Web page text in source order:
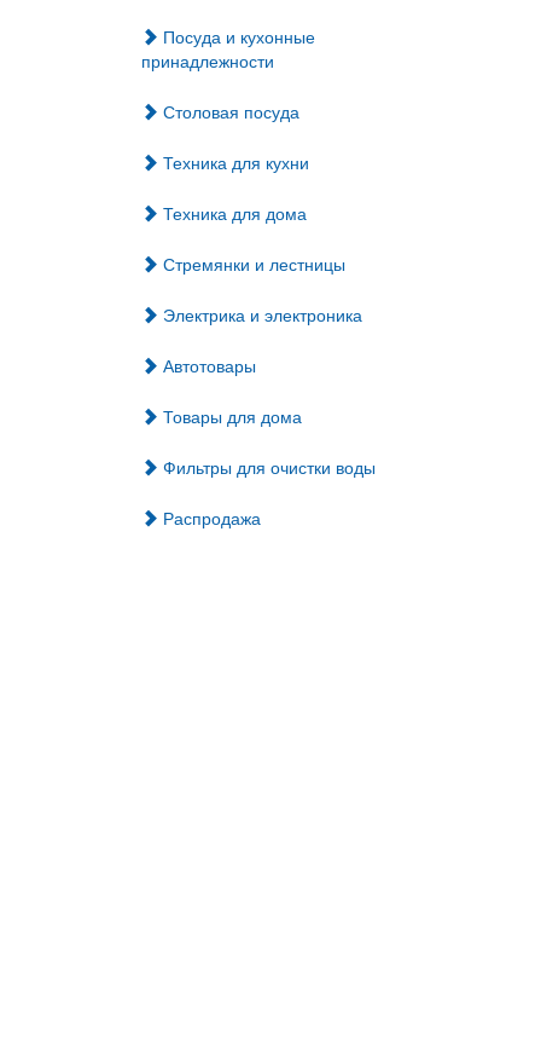
Посуда и кухонные
принадлежности
Столовая посуда
Техника для кухни
Техника для дома
Стремянки и лестницы
Электрика и электроника
Автотовары
Товары для дома
Фильтры для очистки воды
Распродажа